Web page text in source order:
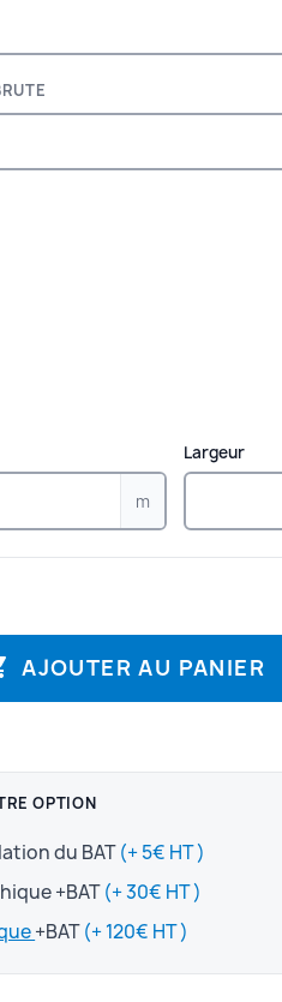
m
Largeur
AJOUTER AU PANIER
OPTION
du BAT
(+ 5€ HT )
+BAT
(+ 30€ HT )
+BAT (+ 120€ HT )